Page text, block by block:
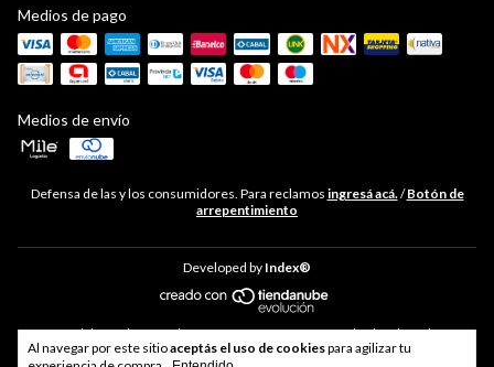
Al navegar por este sitioaceptás el uso de cookiespara agilizar tu
Medios de pago
Medios de envío
Defensa de las y los consumidores. Para reclamos ingresá acá./ Botón de
arrepentimiento
Developed by Index®
Copyright Hudson Cocina - 33711468469 - 2026. Todos los derechos
reservados.